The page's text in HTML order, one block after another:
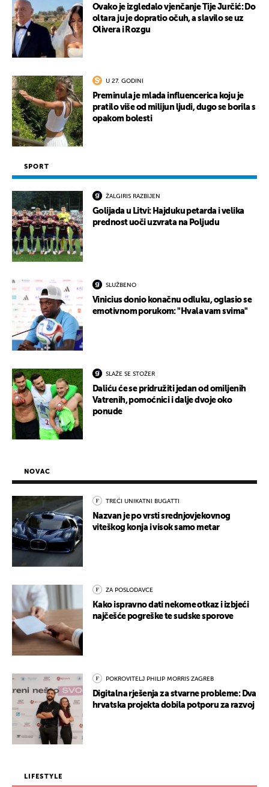
Ovako je izgledalo vjenčanje Tije Jurčić: Do
oltara ju je dopratio očuh, a slavilo se uz
Olivera i Rozgu
U 27. GODINI
Preminula je mlada influencerica koju je
pratilo više od milijun ljudi, dugo se borila s
opakom bolesti
SPORT
ŽALGIRIS RAZBIJEN
Golijada u Litvi: Hajduku petarda i velika
prednost uoči uzvrata na Poljudu
SLUŽBENO
Vinicius donio konačnu odluku, oglasio se
emotivnom porukom: "Hvala vam svima"
SLAŽE SE STOŽER
Daliću će se pridružiti jedan od omiljenih
Vatrenih, pomoćnici i dalje dvoje oko
ponude
NOVAC
TREĆI UNIKATNI BUGATTI
Nazvan je po vrsti srednjovjekovnog
viteškog konja i visok samo metar
ZA POSLODAVCE
Kako ispravno dati nekome otkaz i izbjeći
najčešće pogreške te sudske sporove
POKROVITELJ PHILIP MORRIS ZAGREB
Digitalna rješenja za stvarne probleme: Dva
hrvatska projekta dobila potporu za razvoj
LIFESTYLE
UKLJUČITE NOTIFIKACIJE